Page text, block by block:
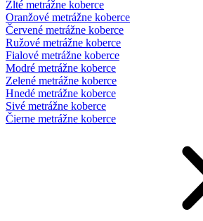
Žlté metrážne koberce
Oranžové metrážne koberce
Červené metrážne koberce
Ružové metrážne koberce
Fialové metrážne koberce
Modré metrážne koberce
Zelené metrážne koberce
Hnedé metrážne koberce
Sivé metrážne koberce
Čierne metrážne koberce